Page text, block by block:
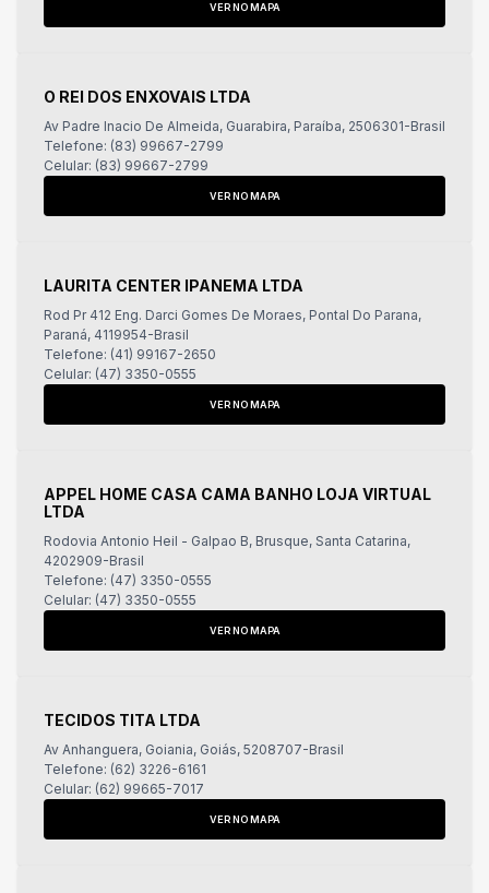
VER NO MAPA
O REI DOS ENXOVAIS LTDA
Av Padre Inacio De Almeida, Guarabira, Paraíba, 2506301-Brasil
Telefone: (83) 99667-2799
Celular: (83) 99667-2799
VER NO MAPA
LAURITA CENTER IPANEMA LTDA
Rod Pr 412 Eng. Darci Gomes De Moraes, Pontal Do Parana,
Paraná, 4119954-Brasil
Telefone: (41) 99167-2650
Celular: (47) 3350-0555
VER NO MAPA
APPEL HOME CASA CAMA BANHO LOJA VIRTUAL
LTDA
Rodovia Antonio Heil - Galpao B, Brusque, Santa Catarina,
4202909-Brasil
Telefone: (47) 3350-0555
Celular: (47) 3350-0555
VER NO MAPA
TECIDOS TITA LTDA
Av Anhanguera, Goiania, Goiás, 5208707-Brasil
Telefone: (62) 3226-6161
Celular: (62) 99665-7017
VER NO MAPA